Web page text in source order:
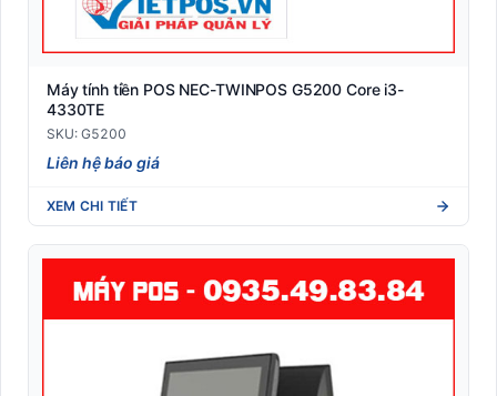
Máy tính tiền POS NEC-TWINPOS G5200 Core i3-
4330TE
SKU: G5200
Liên hệ báo giá
XEM CHI TIẾT